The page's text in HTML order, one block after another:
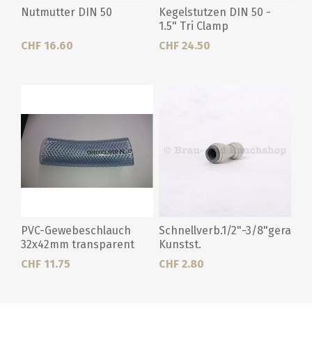
Nutmutter DIN 50
CHF 16.60
Kegelstutzen DIN 50 -
1.5" Tri Clamp
CHF 24.50
PVC-Gewebeschlauch
32x42mm transparent
CHF 11.75
Schnellverb.1/2"-3/8"gerade
Kunstst.
CHF 2.80